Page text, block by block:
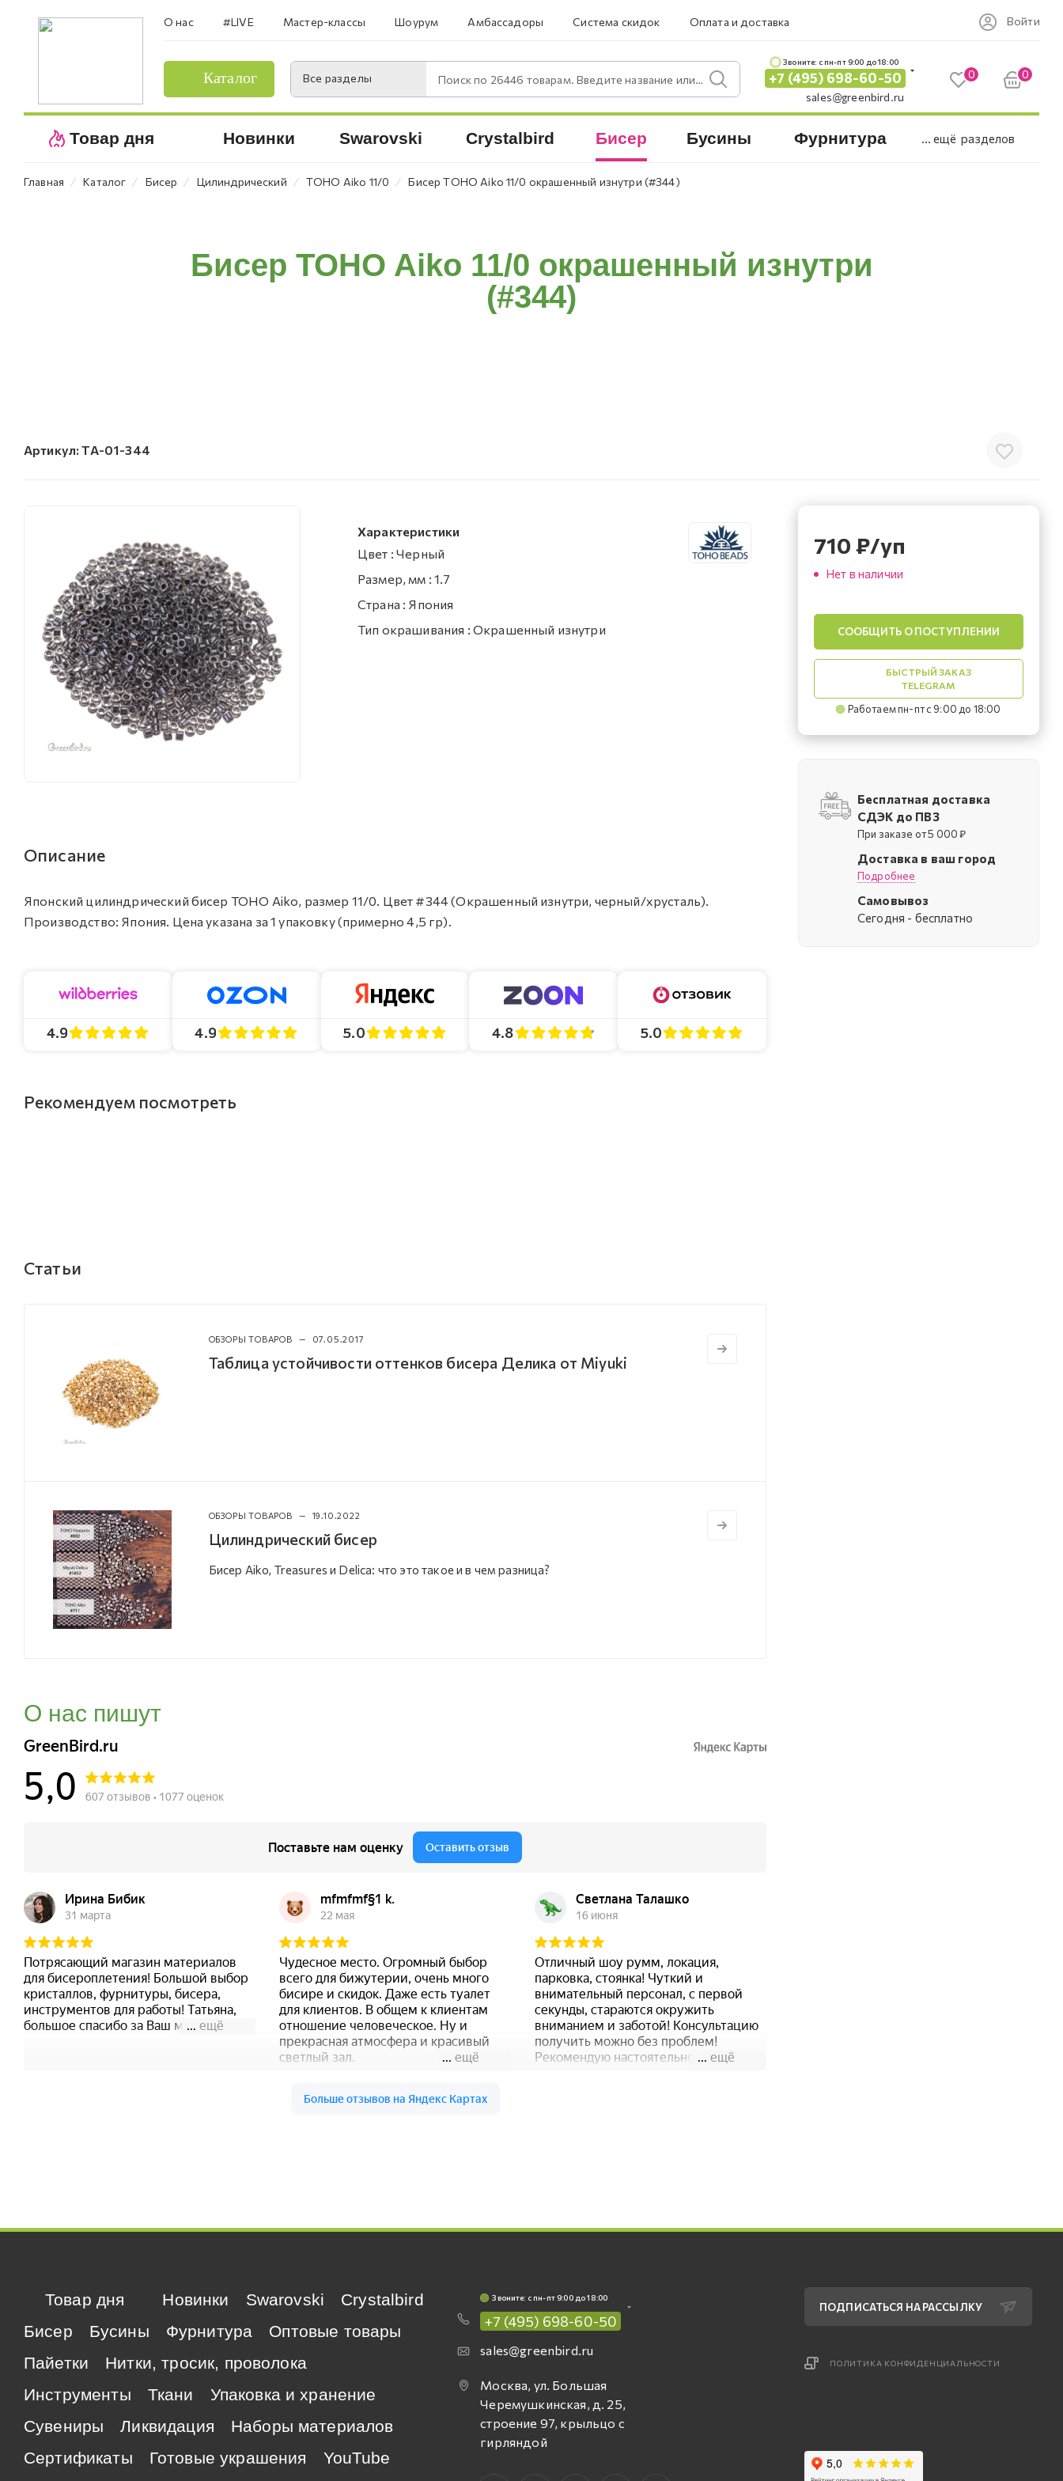
О нас #LIVE Мастер-классы Шоурум Амбассадоры Система скидок Оплата и доставка Войти
Каталог Все разделы Поиск по 26446 товарам. Введите название или артикул.
Звоните: c пн-пт 9:00 до 18:00
+7 (495) 698-60-50
sales@greenbird.ru
0 0
Товар дня Новинки Swarovski Crystalbird Бисер Бусины Фурнитура ... ещё разделов
Главная ⁄ Каталог ⁄ Бисер ⁄ Цилиндрический ⁄ TOHO Aiko 11/0 ⁄ Бисер TOHO Aiko 11/0 окрашенный изнутри (#344)
Бисер TOHO Aiko 11/0 окрашенный изнутри
(#344)
Артикул: TA-01-344
Характеристики
Цвет : Черный
Размер, мм : 1.7
Страна : Япония
Тип окрашивания : Окрашенный изнутри
Описание
Японский цилиндрический бисер TOHO Aiko, размер 11/0. Цвет #344 (Окрашенный изнутри, черный/хрусталь).
Производство: Япония. Цена указана за 1 упаковку (примерно 4,5 гр).
4.9 4.9 5.0 4.8 5.0
Рекомендуем посмотреть
Статьи
ОБЗОРЫ ТОВАРОВ — 07.05.2017
Таблица устойчивости оттенков бисера Делика от Miyuki
ОБЗОРЫ ТОВАРОВ — 19.10.2022
Цилиндрический бисер
Бисер Aiko, Treasures и Delica: что это такое и в чем разница?
О нас пишут
710 ₽/уп
Нет в наличии
СООБЩИТЬ О ПОСТУПЛЕНИИ
БЫСТРЫЙ ЗАКАЗ
TELEGRAM
Работаем пн-пт с 9:00 до 18:00
Бесплатная доставка
СДЭК до ПВЗ
При заказе от 5 000 ₽
Доставка в ваш город
Подробнее
Самовывоз
Cегодня - бесплатно
Товар дня Новинки Swarovski
Crystalbird
Бисер
Бусины Фурнитура
Оптовые товары
Пайетки
Нитки, тросик, проволока
Инструменты
Ткани
Упаковка и хранение
Сувениры
Ликвидация
Наборы материалов
Сертификаты
Готовые украшения
YouTube
Звоните: c пн-пт 9:00 до 18:00
+7 (495) 698-60-50
sales@greenbird.ru
Москва, ул. Большая
Черемушкинская, д. 25,
строение 97, крыльцо с
гирляндой
ПОДПИСАТЬСЯ НА РАССЫЛКУ
ПОЛИТИКА КОНФИДЕНЦИАЛЬНОСТИ